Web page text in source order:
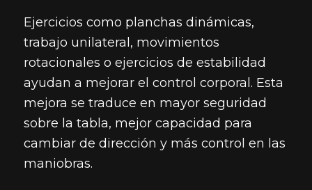
Ejercicios como planchas dinámicas,
trabajo unilateral, movimientos
rotacionales o ejercicios de estabilidad
ayudan a mejorar el control corporal. Esta
mejora se traduce en mayor seguridad
sobre la tabla, mejor capacidad para
cambiar de dirección y más control en las
maniobras.